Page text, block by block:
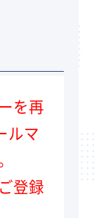
を再
ルマ
登録